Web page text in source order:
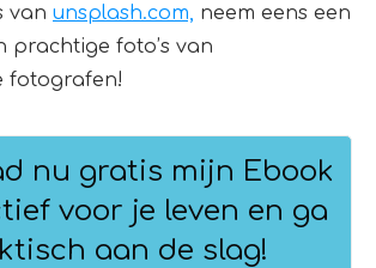
van unsplash.com, neem eens een
prachtige foto’s van
fotografen!
nu gratis mijn Ebook
voor je leven en ga
aan de slag!